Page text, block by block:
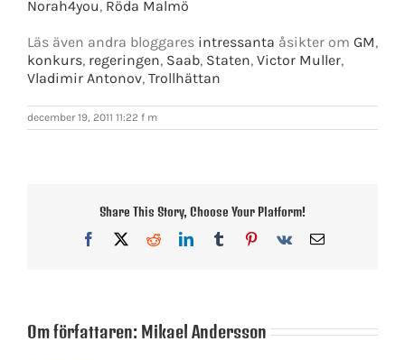
Norah4you, Röda Malmö
Läs även andra bloggares intressanta åsikter om GM,
konkurs, regeringen, Saab, Staten, Victor Muller,
Vladimir Antonov, Trollhättan
december 19, 2011 11:22 f m
Share This Story, Choose Your Platform!
Facebook
X RedditLinkedInTumblrPinterest
Vk
E-
Om författaren: Mikael Andersson